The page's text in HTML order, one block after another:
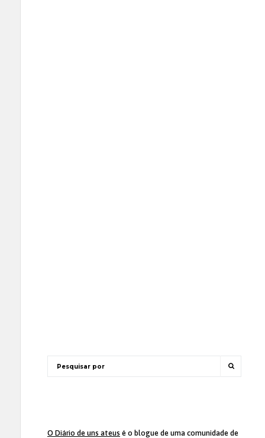
O Diário de uns ateus é o blogue de uma comunidade de